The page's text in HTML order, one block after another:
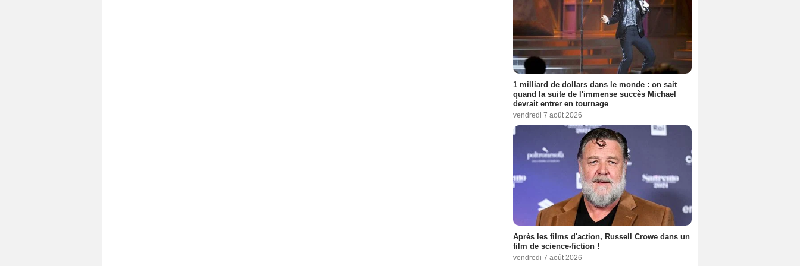
1 milliard de dollars dans le monde : on sait
quand la suite de l'immense succès Michael
devrait entrer en tournage
vendredi 7 août 2026
Après les films d'action, Russell Crowe dans un
film de science-fiction !
vendredi 7 août 2026